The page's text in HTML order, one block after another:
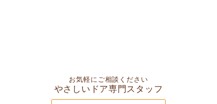
お気軽にご相談ください
やさしいドア専門スタッフ